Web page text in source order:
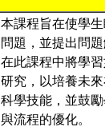
本課程旨在使學
問題，並提出問
在此課程中將學
研究，以培養未
科學技能，並鼓
與流程的優化。